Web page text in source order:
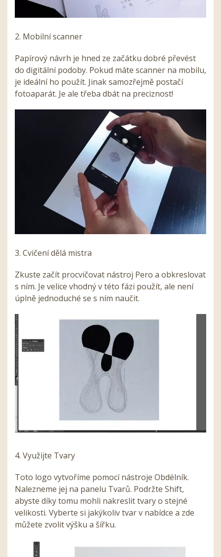
2. Mobilní scanner
Papírový návrh je hned ze začátku dobré převést
do digitální podoby. Pokud máte scanner na mobilu,
je ideální ho použít. Jinak samozřejmě postačí
fotoaparát. Je ale třeba dbát na preciznost!
3. Cvičení dělá mistra
Zkuste začít procvičovat nástroj Pero a obkreslovat
s ním. Je velice vhodný v této fázi použít, ale není
úplně jednoduché se s ním naučit.
4. Využijte Tvary
Toto logo vytvoříme pomocí nástroje Obdélník.
Nalezneme jej na panelu Tvarů. Podržte Shift,
abyste díky tomu mohli nakreslit tvary o stejné
velikosti. Vyberte si jakýkoliv tvar v nabídce a zde
můžete zvolit výšku a šířku.